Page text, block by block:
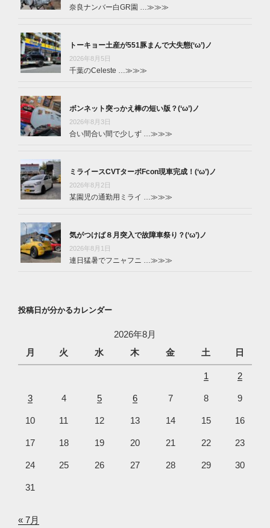
奈良ナンバー白GR園 …≫≫≫
トーキョー土産が551豚まんで大失態(‘ω’)ノ
2026年8月5日
千葉のCeleste …≫≫≫
ボンネット突っかえ棒の短い版？(‘ω’)ノ
2026年8月3日
合い間合い間で少しず …≫≫≫
ミライースCVTターボFcon現車完成！(‘ω’)ノ
2026年8月2日
某園児の通勤用ミライ …≫≫≫
気がつけば８月突入で故障車祭り？(‘ω’)ノ
2026年8月1日
連日猛暑でフニャフニ …≫≫≫
投稿日が分かるカレンダー
2026年8月
月
火 水 木 金 土 日
1 2
3 4 5 6 7 8 9
10 11 12 13 14 15 16
17 18 19 20 21 22 23
24 25 26 27 28 29 30
31
« 7月